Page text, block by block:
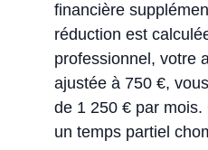
financière
réduction est
professionnel, votre
ajustée à 750 €,
de 1 250 € par mois.
un temps partiel